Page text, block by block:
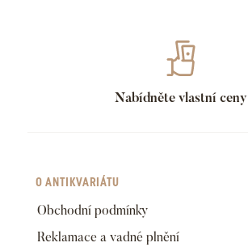
Nabídněte vlastní ceny
O ANTIKVARIÁTU
Obchodní podmínky
Reklamace a vadné plnění